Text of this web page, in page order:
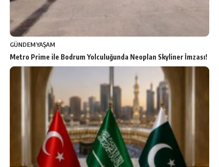
GÜNDEMYAŞAM
Metro Prime ile Bodrum Yolculuğunda Neoplan Skyliner İmzası!